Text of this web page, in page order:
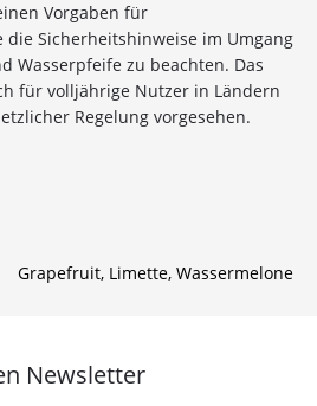
Vorgaben für
die Sicherheitshinweise im Umgang
Wasserpfeife zu beachten. Das
für volljährige Nutzer in Ländern
Regelung vorgesehen.
Grapefruit, Limette, Wassermelone
Rabatt* auf deine Bestellung
Rabattcode und spare bei
in unserem Online-Shop.
Auswahl an hochwertigen
Vapes, Liquid, Kohle und Xkah
Anmelden
Newsletter